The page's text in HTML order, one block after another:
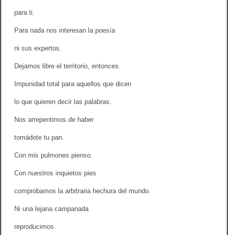
para ti.
Para nada nos interesan la poesía
ni sus expertos.
Dejamos libre el territorio, entonces.
Impunidad total para aquellos que dicen
lo que quieren decir las palabras.
Nos arrepentimos de haber
tomádote tu pan.
Con mis pulmones pienso.
Con nuestros inquietos pies
comprobamos la arbitraria hechura del mundo.
Ni una lejana campanada
reproducimos.